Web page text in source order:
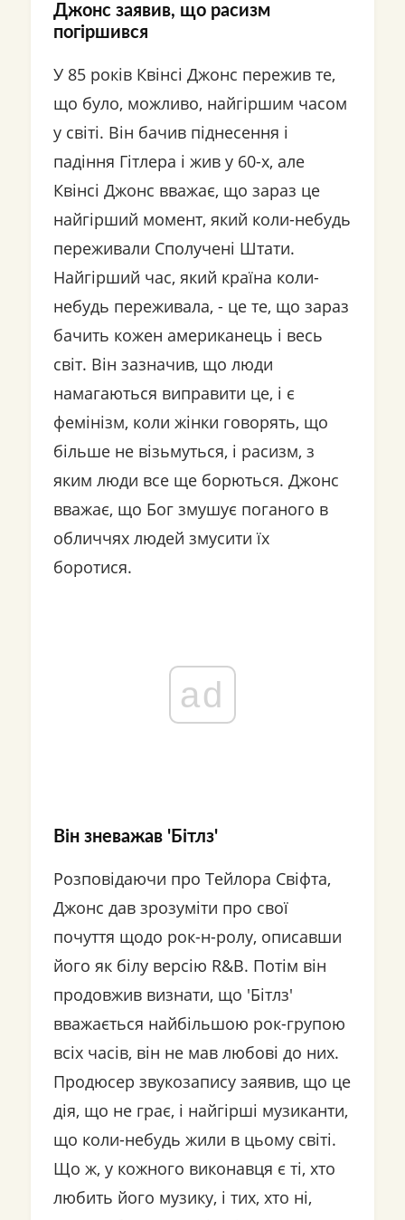
Джонс заявив, що расизм
погіршився
У 85 років Квінсі Джонс пережив те,
що було, можливо, найгіршим часом
у світі. Він бачив піднесення і
падіння Гітлера і жив у 60-х, але
Квінсі Джонс вважає, що зараз це
найгірший момент, який коли-небудь
переживали Сполучені Штати.
Найгірший час, який країна коли-
небудь переживала, - це те, що зараз
бачить кожен американець і весь
світ. Він зазначив, що люди
намагаються виправити це, і є
фемінізм, коли жінки говорять, що
більше не візьмуться, і расизм, з
яким люди все ще борються. Джонс
вважає, що Бог змушує поганого в
обличчях людей змусити їх
боротися.
ad
Він зневажав 'Бітлз'
Розповідаючи про Тейлора Свіфта,
Джонс дав зрозуміти про свої
почуття щодо рок-н-ролу, описавши
його як білу версію R&B. Потім він
продовжив визнати, що 'Бітлз'
вважається найбільшою рок-групою
всіх часів, він не мав любові до них.
Продюсер звукозапису заявив, що це
дія, що не грає, і найгірші музиканти,
що коли-небудь жили в цьому світі.
Що ж, у кожного виконавця є ті, хто
любить його музику, і тих, хто ні,